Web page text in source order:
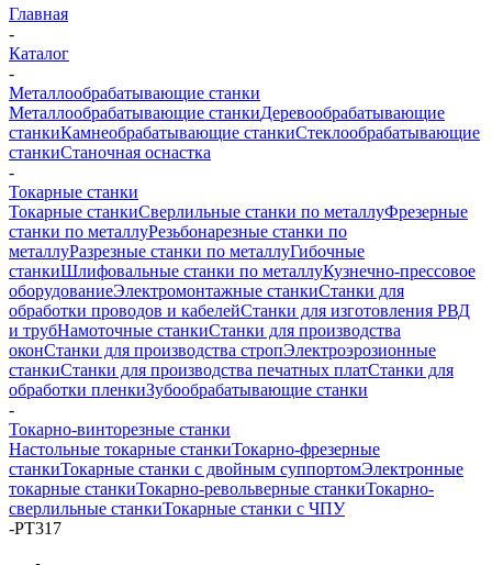
Главная
-
Каталог
-
Металлообрабатывающие станки
Металлообрабатывающие станкиДеревообрабатывающие
станкиКамнеобрабатывающие станкиСтеклообрабатывающие
станкиСтаночная оснастка
-
Токарные станки
Токарные станкиСверлильные станки по металлуФрезерные
станки по металлуРезьбонарезные станки по
металлуРазрезные станки по металлуГибочные
станкиШлифовальные станки по металлуКузнечно-прессовое
оборудованиеЭлектромонтажные станкиСтанки для
обработки проводов и кабелейСтанки для изготовления РВД
и трубНамоточные станкиСтанки для производства
оконСтанки для производства стропЭлектроэрозионные
станкиСтанки для производства печатных платСтанки для
обработки пленкиЗубообрабатывающие станки
-
Токарно-винторезные станки
Настольные токарные станкиТокарно-фрезерные
станкиТокарные станки с двойным суппортомЭлектронные
токарные станкиТокарно-револьверные станкиТокарно-
сверлильные станкиТокарные станки с ЧПУ
-РТ317